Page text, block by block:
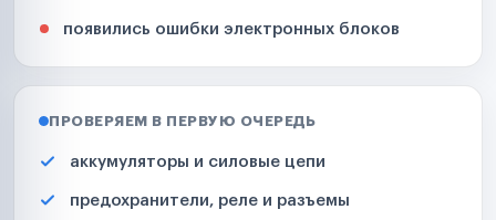
появились ошибки электронных блоков
ПРОВЕРЯЕМ В ПЕРВУЮ ОЧЕРЕДЬ
аккумуляторы и силовые цепи
предохранители, реле и разъемы